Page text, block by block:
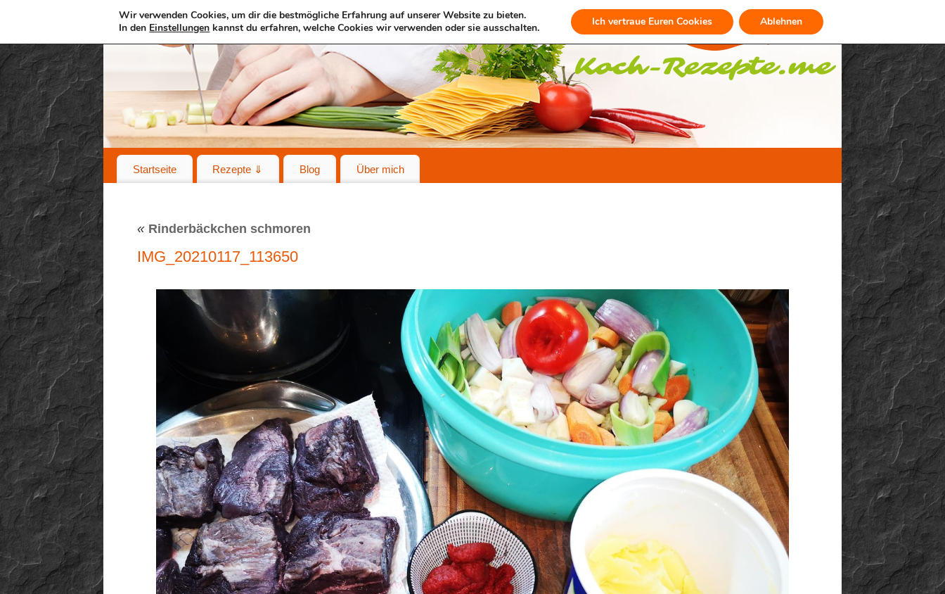
Startseite Rezepte ⇓ Blog Über mich
« Rinderbäckchen schmoren
IMG_20210117_113650
Wir verwenden Cookies, um dir die bestmögliche Erfahrung auf unserer Website zu bieten.
In den Einstellungen kannst du erfahren, welche Cookies wir verwenden oder sie ausschalten. Ich vertraue Euren Cookies Ablehnen